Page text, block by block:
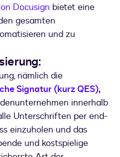
Docusign bietet eine
gesamten
und zu
nämlich die
Signatur (kurz QES),
innerhalb
Unterschriften per end-
einzuholen und das
und kostspielige